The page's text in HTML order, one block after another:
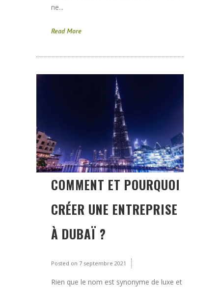
ne...
Read More
COMMENT ET POURQUOI
CRÉER UNE ENTREPRISE
À DUBAÏ ?
Posted on 7 septembre 2021
Rien que le nom est synonyme de luxe et